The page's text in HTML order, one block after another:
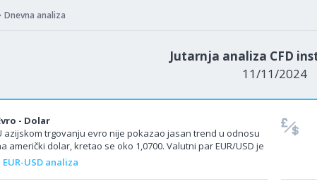
Dnevna analiza
Jutarnja analiza CFD
11/11/2024
- Dolar
azijskom trgovanju evro nije pokazao jasan trend u odnosu
američki dolar, kretao se oko 1,0700. Valutni par EUR/USD je
petak naglo opao i dostigao...
EUR-USD analiza